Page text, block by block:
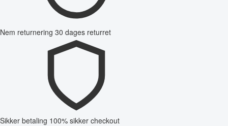
Nem returnering 30 dages returret
Sikker betaling 100% sikker checkout